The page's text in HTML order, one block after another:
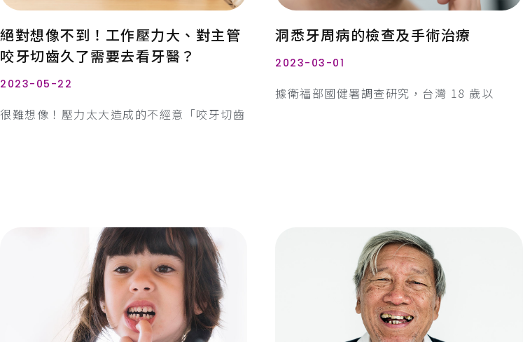
絕對想像不到！工作壓力大、對主管
咬牙切齒久了需要去看牙醫？
2023-05-22
很難想像！壓力太大造成的不經意「咬牙切齒
洞悉牙周病的檢查及手術治療
2023-03-01
據衛福部國健署調查研究，台灣 18 歲以